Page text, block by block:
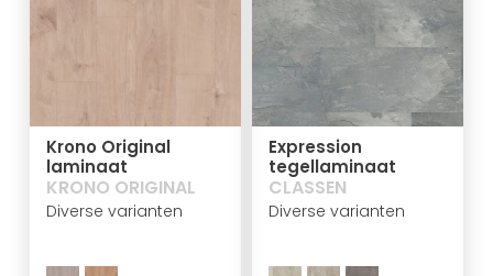
Krono Original
laminaat
KRONO ORIGINAL
Diverse varianten
Expression
tegellaminaat
CLASSEN
Diverse varianten